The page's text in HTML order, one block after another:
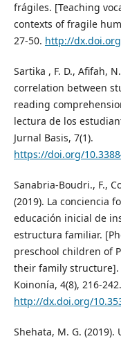
frágiles. [Teaching
contexts of fragile
27-50. http://
Sartika , F. D., Afifah,
correlation between
reading
lectura de los
Jurnal Basis, 7(1).
https://doi.org/
Sanabria-Boudri., F.,
(2019). La conciencia
educación inicial de
estructura familiar.
preschool children of
their family
Koinonía, 4(8), 216-242.
http://dx.doi.org/
Shehata, M. G.